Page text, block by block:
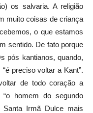
os salvaria. A religião
muito coisas de criança
o que estamos
sentido. De fato porque
pós kantianos, quando,
preciso voltar a Kant”.
de todo coração a
homem do segundo
Santa Irmã Dulce mais